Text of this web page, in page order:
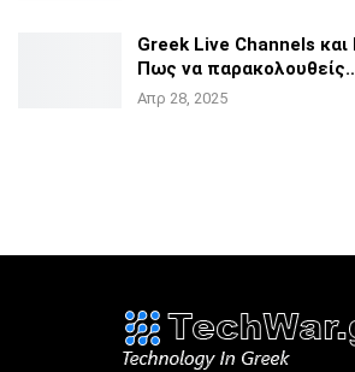
Greek Live Channels
Πως να
Απρ 28, 2025